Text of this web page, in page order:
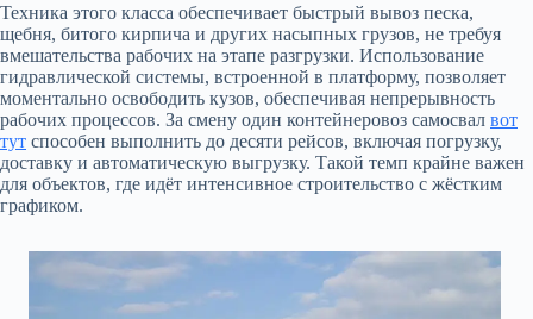
Техника этого класса обеспечивает быстрый вывоз песка,
щебня, битого кирпича и других насыпных грузов, не требуя
вмешательства рабочих на этапе разгрузки. Использование
гидравлической системы, встроенной в платформу, позволяет
моментально освободить кузов, обеспечивая непрерывность
рабочих процессов. За смену один контейнеровоз самосвал вот
тут способен выполнить до десяти рейсов, включая погрузку,
доставку и автоматическую выгрузку. Такой темп крайне важен
для объектов, где идёт интенсивное строительство с жёстким
графиком.